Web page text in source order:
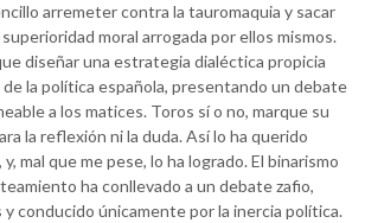
arremeter contra la tauromaquia y sacar
moral arrogada por ellos mismos.
diseñar una estrategia dialéctica propicia
la política española, presentando un debate
a los matices. Toros sí o no, marque su
la reflexión ni la duda. Así lo ha querido
mal que me pese, lo ha logrado. El binarismo
ha conllevado a un debate zafio,
conducido únicamente por la inercia política.